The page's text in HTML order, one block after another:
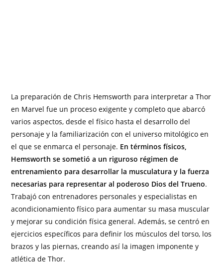
La preparación de Chris Hemsworth para interpretar a Thor
en Marvel fue un proceso exigente y completo que abarcó
varios aspectos, desde el físico hasta el desarrollo del
personaje y la familiarización con el universo mitológico en
el que se enmarca el personaje. En términos físicos,
Hemsworth se sometió a un riguroso régimen de
entrenamiento para desarrollar la musculatura y la fuerza
necesarias para representar al poderoso Dios del Trueno.
Trabajó con entrenadores personales y especialistas en
acondicionamiento físico para aumentar su masa muscular
y mejorar su condición física general. Además, se centró en
ejercicios específicos para definir los músculos del torso, los
brazos y las piernas, creando así la imagen imponente y
atlética de Thor.